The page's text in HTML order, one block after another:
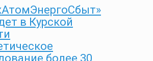
в Курской
более 30